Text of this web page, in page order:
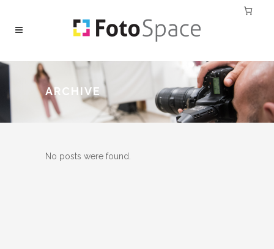
ARCHIVE
No posts were found.